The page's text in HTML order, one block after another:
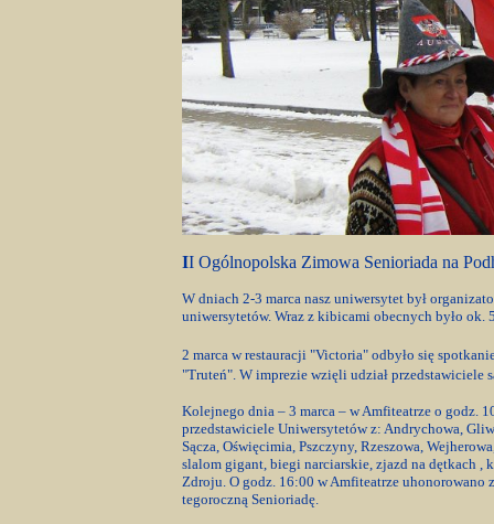
II Ogólnopolska Zimowa Senioriada na
W dniach 2-3 marca nasz uniwersytet był
uniwersytetów. Wraz z kibicami obecnych było ok.
2 marca w restauracji "Victoria" odbyło się
"Truteń". W imprezie wzięli udział przedstawiciele
Kolejnego dnia – 3 marca – w Amfiteatrze o godz.
przedstawiciele Uniwersytetów z: Andrychowa,
Sącza, Oświęcimia, Pszczyny, Rzeszowa,
slalom gigant, biegi narciarskie, zjazd na dętkach ,
Zdroju. O godz. 16:00 w Amfiteatrze
tegoroczną Senioriadę.